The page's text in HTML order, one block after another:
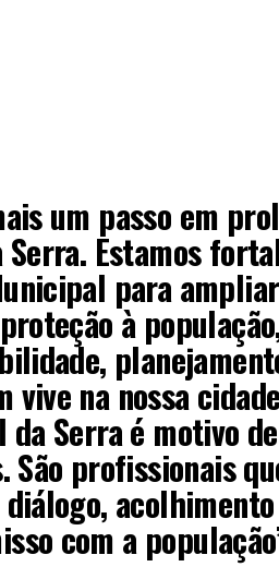
um passo em
Serra. Estamos
para
à
vive na nossa
da Serra é motivo
São profissionais
com a